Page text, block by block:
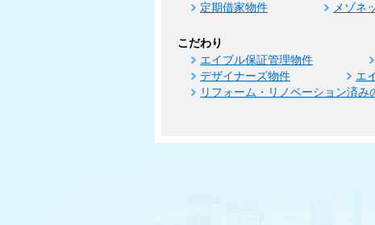
定期借家物件
メゾネ
こだわり
エイブル保証管理物件
デザイナーズ物件
エ
リフォーム・リノベーション済み